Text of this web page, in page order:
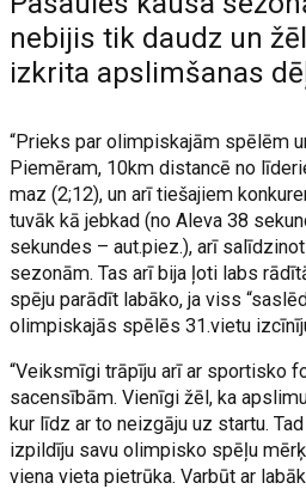
nebijis tik daudz un
izkrita apslimšanas
“Prieks par olimpiskajām spēlēm
Piemēram, 10km distancē no
maz (2;12), un arī tiešajiem
tuvāk kā jebkad (no Aleva 38
sekundes – aut.piez.), arī
sezonām. Tas arī bija ļoti labs
spēju parādīt labāko, ja viss
olimpiskajās spēlēs 31.vietu
“Veiksmīgi trāpīju arī ar sportisko
sacensībām. Vienīgi žēl, ka
kur līdz ar to neizgāju uz startu.
izpildīju savu olimpisko spēļu
viena vieta pietrūka. Varbūt ar